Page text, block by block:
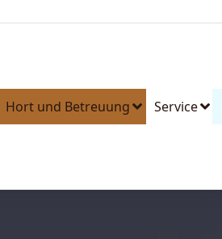
Hort und Betreuung Service